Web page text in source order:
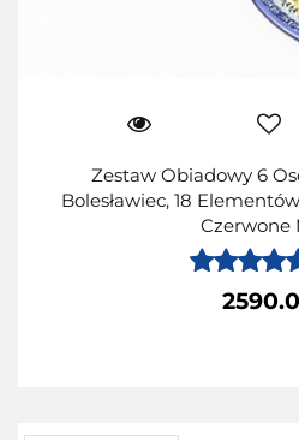
Zestaw Obiadowy 6
Bolesławiec, 18
Czerwone